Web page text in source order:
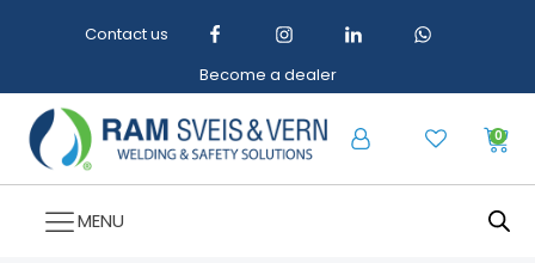
Contact us
Become a dealer
0
MENU